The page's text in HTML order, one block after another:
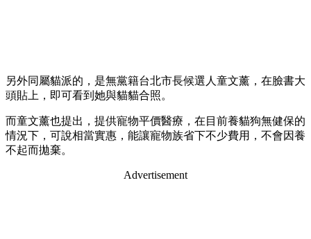
另外同屬貓派的，是無黨籍台北市長候選人童文薰，在臉書大
頭貼上，即可看到她與貓貓合照。
而童文薰也提出，提供寵物平價醫療，在目前養貓狗無健保的
情況下，可說相當實惠，能讓寵物族省下不少費用，不會因養
不起而拋棄。
Advertisement